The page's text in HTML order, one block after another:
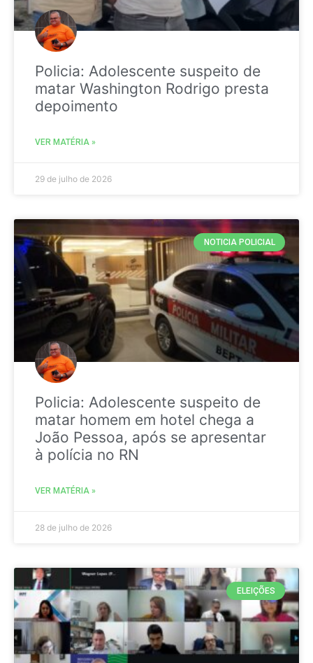
Policia: Adolescente suspeito de
matar Washington Rodrigo presta
depoimento
VER MATÉRIA »
29 de julho de 2026
NOTICIA POLICIAL
Policia: Adolescente suspeito de
matar homem em hotel chega a
João Pessoa, após se apresentar
à polícia no RN
VER MATÉRIA »
28 de julho de 2026
ELEIÇÕES